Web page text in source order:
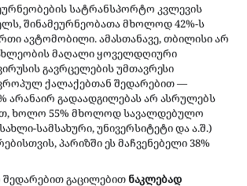
სატრანსპორტო კვლევის
შინამეურნეობათა მხოლოდ 42%-ს
ავტომობილი. ამასთანავე, თბილისი არ
მაღალი ყოველდღიური
გავრცელების უმთავრესი
ქალაქებთან შედარებით —
არანაირ გადაადგილებას არ ასრულებს
ხოლო 55% მხოლოდ სავალდებულო
სამსახური, უნივერსიტეტი და ა.შ.)
პარიზში ეს მაჩვენებელი 38%
შედარებით გაცილებით ნაკლებად